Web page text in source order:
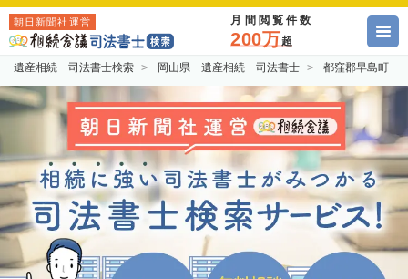
朝日新聞社運営 月間閲覧件数
200万超
遺産相続 司法書士検索 岡山県 遺産相続 司法書士 都窪郡早島町